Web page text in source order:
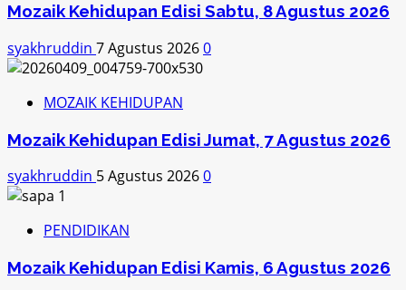
Mozaik Kehidupan Edisi Sabtu, 8 Agustus 2026
syakhruddin 7 Agustus 20260
MOZAIK KEHIDUPAN
Mozaik Kehidupan Edisi Jumat, 7 Agustus 2026
syakhruddin 5 Agustus 20260
PENDIDIKAN
Mozaik Kehidupan Edisi Kamis, 6 Agustus 2026